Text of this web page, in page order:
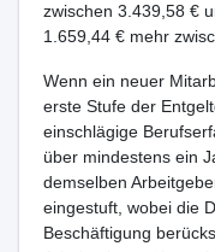
zwischen 3.439,58 €
1.659,44 € mehr
Wenn ein neuer
erste Stufe der
einschlägige
über mindestens ein
demselben
eingestuft, wobei die
Beschäftigung